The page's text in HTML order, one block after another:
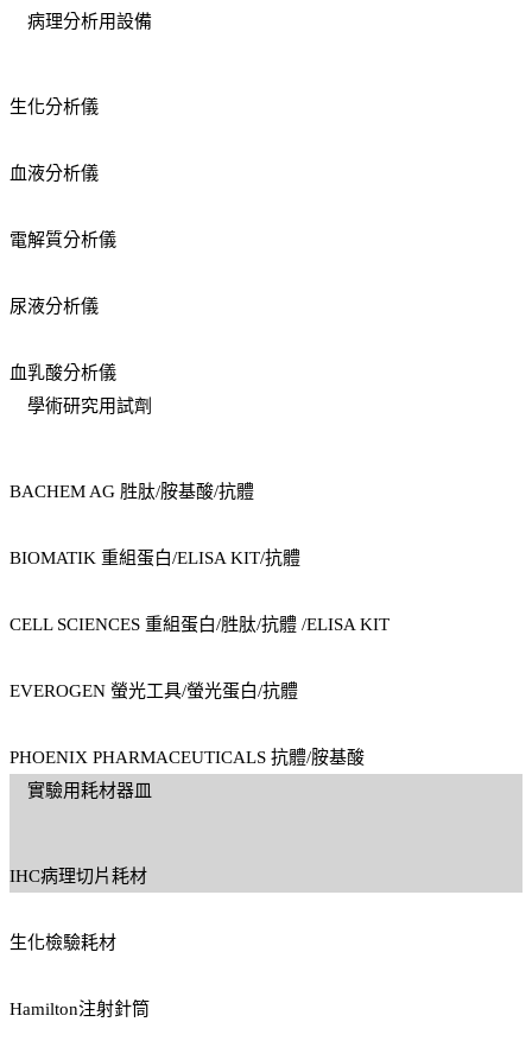
病理分析用設備
生化分析儀
血液分析儀
電解質分析儀
尿液分析儀
血乳酸分析儀
學術研究用試劑
BACHEM AG 胜肽/胺基酸/抗體
BIOMATIK 重組蛋白/ELISA KIT/抗體
CELL SCIENCES 重組蛋白/胜肽/抗體 /ELISA KIT
EVEROGEN 螢光工具/螢光蛋白/抗體
PHOENIX PHARMACEUTICALS 抗體/胺基酸
實驗用耗材器皿
IHC病理切片耗材
生化檢驗耗材
Hamilton注射針筒